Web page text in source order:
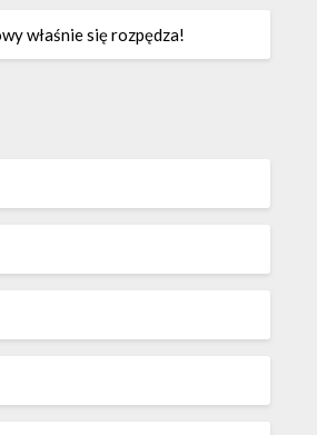
właśnie się rozpędza!